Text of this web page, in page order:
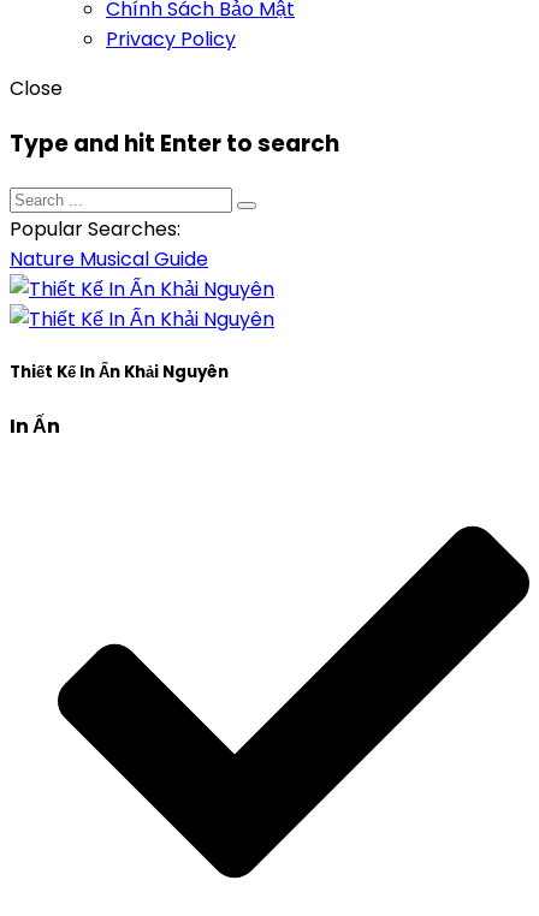
Chính Sách Bảo Mật
Privacy Policy
Close
Type and hit Enter to search
Popular Searches:
Nature MusicalGuide
Thiết Kế In Ấn Khải Nguyên
In Ấn